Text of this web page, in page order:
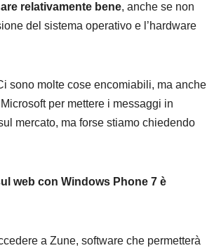
relativamente bene, anche se non
del sistema operativo e l’hardware
sono molte cose encomiabili, ma anche
per mettere i messaggi in
mercato, ma forse stiamo chiedendo
web con Windows Phone 7 è
a Zune, software che permetterà